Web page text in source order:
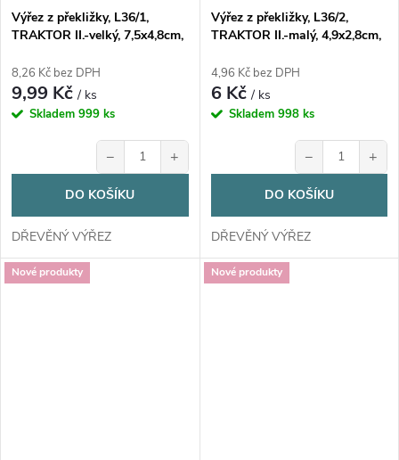
Výřez z překližky, L36/1,
TRAKTOR II.-velký, 7,5x4,8cm,
8,26 Kč bez DPH
9,99 Kč/ ks
Skladem 999 ks
− +
DO KOŠÍKU
DŘEVĚNÝ VÝŘEZ
Výřez z překližky, L36/2,
TRAKTOR II.-malý, 4,9x2,8cm,
4,96 Kč bez DPH
6 Kč/ ks
Skladem 998 ks
− +
DO KOŠÍKU
DŘEVĚNÝ VÝŘEZ
Nové produkty Nové produkty